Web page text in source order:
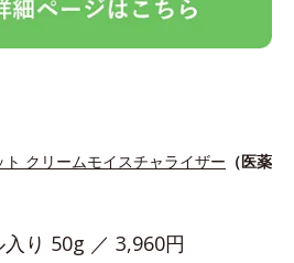
クリームモイスチャライザー （医薬
り 50g ／ 3,960円